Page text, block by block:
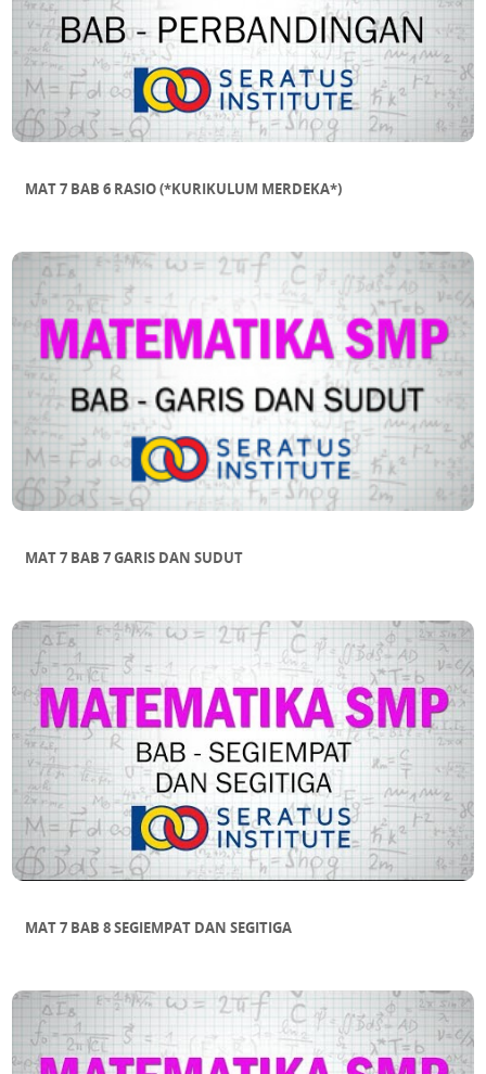
MAT 7 BAB 6 RASIO (*KURIKULUM MERDEKA*)
MAT 7 BAB 7 GARIS DAN SUDUT
MAT 7 BAB 8 SEGIEMPAT DAN SEGITIGA